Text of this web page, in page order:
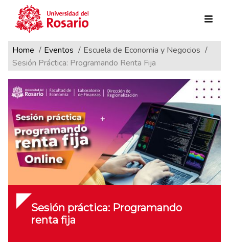
Pasar al contenido principal
Ruta de navegación
Home Eventos
Escuela de Economia y Negocios
Sesión Práctica: Programando Renta Fija
Sesión práctica: Programando
renta fija